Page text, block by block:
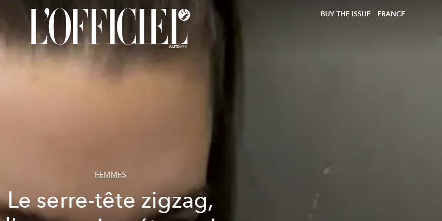
BUY THE ISSUE FRANCE
FEMMES
Le serre-tête zigzag,